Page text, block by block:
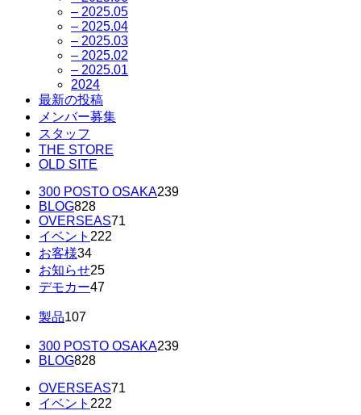
– 2025.05
– 2025.04
– 2025.03
– 2025.02
– 2025.01
2024
最新の投稿
メンバー募集
スタッフ
THE STORE
OLD SITE
300 POSTO OSAKA239
BLOG828
OVERSEAS71
イベント 222
お客様34
お知らせ25
デモカー47
製品107
300 POSTO OSAKA239
BLOG828
OVERSEAS71
イベント 222